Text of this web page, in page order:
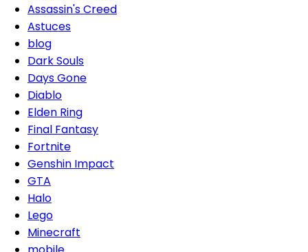
Assassin's Creed
Astuces
blog
Dark Souls
Days Gone
Diablo
Elden Ring
Final Fantasy
Fortnite
Genshin Impact
GTA
Halo
Lego
Minecraft